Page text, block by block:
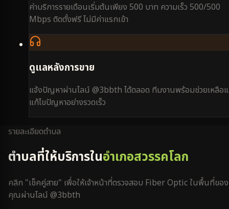
ค่าบริการรายเดือนเริ่มต้นเพียง 500 บาท ความเร็ว 500/500
Mbps ติดตั้งฟรี ไม่มีค่าแรกเข้า
ดูแลหลังการขาย
แจ้งปัญหาผ่านไลน์ @3bbth ได้ตลอด ทีมงานพร้อมช่วยเหลือแ
แก้ไขปัญหาอย่างรวดเร็ว
รายละเอียดตำบล
ตำบลที่ให้บริการในอำเภอสวรรคโลก
คลิก "เช็คคู่สาย" เพื่อให้เจ้าหน้าที่ตรวจสอบ Fiber Optic ในพื้นที่ของ
คุณผ่านไลน์ @3bbth